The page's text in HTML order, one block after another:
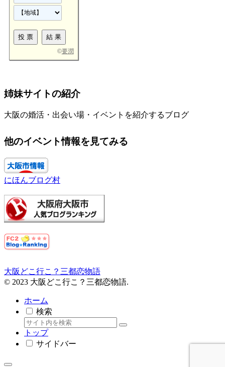
©要潤
姉妹サイトの紹介
大阪の婚活・出会い場・イベントを紹介するブログ
他のイベント情報を見てみる
にほんブログ村
大阪どこ行こ？三都恋物語
© 2023 大阪どこ行こ？三都恋物語.
ホーム
検索
トップ
サイドバー